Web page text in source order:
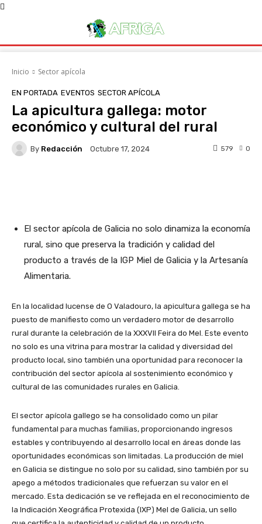
Inicio Sector apícola
EN PORTADA EVENTOS SECTOR APÍCOLA
La apicultura gallega: motor
económico y cultural del rural
By Redacción Octubre 17, 2024 0
579
El sector apícola de Galicia no solo dinamiza la economía
rural, sino que preserva la tradición y calidad del
producto a través de la IGP Miel de Galicia y la Artesanía
Alimentaria.
En la localidad lucense de O Valadouro, la apicultura gallega se ha
puesto de manifiesto como un verdadero motor de desarrollo
rural durante la celebración de la XXXVII Feira do Mel. Este evento
no solo es una vitrina para mostrar la calidad y diversidad del
producto local, sino también una oportunidad para reconocer la
contribución del sector apícola al sostenimiento económico y
cultural de las comunidades rurales en Galicia.
El sector apícola gallego se ha consolidado como un pilar
fundamental para muchas familias, proporcionando ingresos
estables y contribuyendo al desarrollo local en áreas donde las
oportunidades económicas son limitadas. La producción de miel
en Galicia se distingue no solo por su calidad, sino también por su
apego a métodos tradicionales que refuerzan su valor en el
mercado. Esta dedicación se ve reflejada en el reconocimiento de
la Indicación Xeográfica Protexida (IXP) Mel de Galicia, un sello